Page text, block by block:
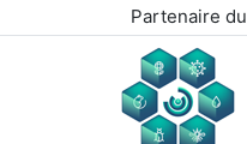
Partenaire